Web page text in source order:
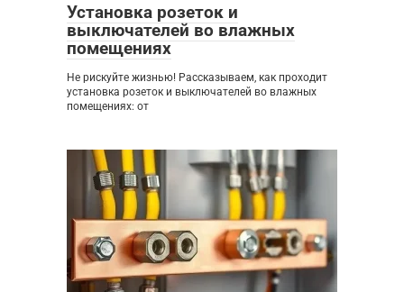
Установка розеток и
выключателей во влажных
помещениях
Не рискуйте жизнью! Рассказываем, как проходит
установка розеток и выключателей во влажных
помещениях: от